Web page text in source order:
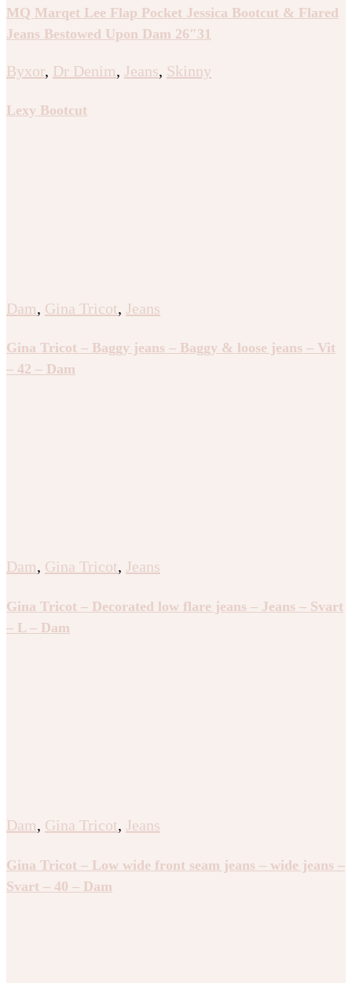
MQ Marqet Lee Flap Pocket Jessica Bootcut & Flared
Jeans Bestowed Upon Dam 26″31
Byxor, Dr Denim, Jeans, Skinny
Lexy Bootcut
Dam, Gina Tricot, Jeans
Gina Tricot – Baggy jeans – Baggy & loose jeans – Vit
– 42 – Dam
Dam, Gina Tricot, Jeans
Gina Tricot – Decorated low flare jeans – Jeans – Svart
– L – Dam
Dam, Gina Tricot, Jeans
Gina Tricot – Low wide front seam jeans – wide jeans –
Svart – 40 – Dam